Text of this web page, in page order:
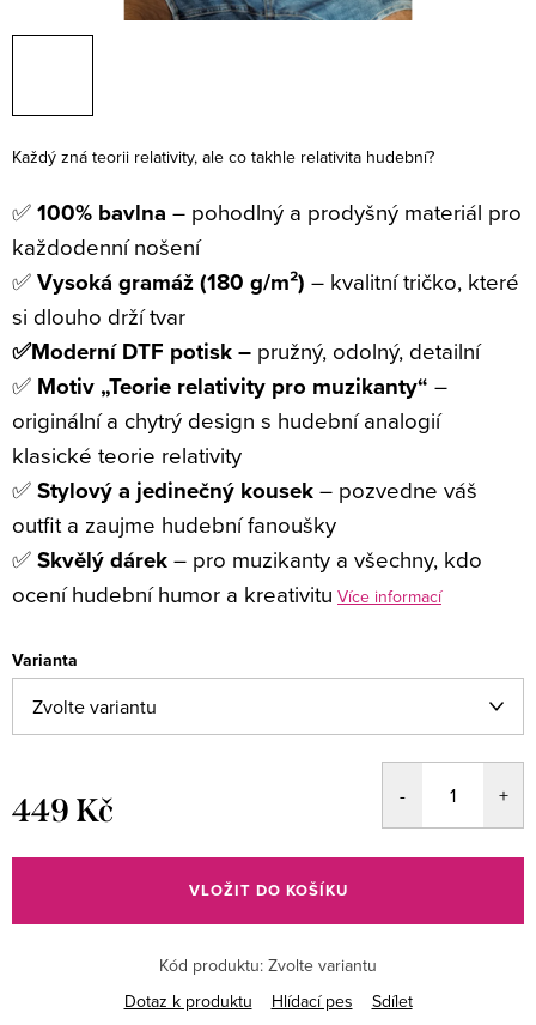
Každý zná teorii relativity, ale co takhle relativita hudební?
✅100% bavlna – pohodlný a prodyšný materiál pro
každodenní nošení
✅Vysoká gramáž (180 g/m²) – kvalitní tričko, které
si dlouho drží tvar
✅Moderní DTF potisk – pružný, odolný, detailní
✅ Motiv „Teorie relativity pro muzikanty“ –
originální a chytrý design s hudební analogií
klasické teorie relativity
✅Stylový a jedinečný kousek– pozvedne váš
outfit a zaujme hudební fanoušky
✅Skvělý dárek– pro muzikanty a všechny, kdo
ocení hudební humor a kreativitu Více informací
Varianta
449 Kč
cena:
VLOŽIT DO KOŠÍKU
Kód produktu: Zvolte variantu
Dotaz k produktu
Hlídací pes Sdílet